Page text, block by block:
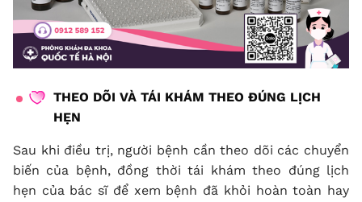
THEO DÕI VÀ TÁI KHÁM THEO ĐÚNG LỊCH
HẸN
Sau khi điều trị, người bệnh cần theo dõi các chuyển
biến của bệnh, đồng thời tái khám theo đúng lịch
hẹn của bác sĩ để xem bệnh đã khỏi hoàn toàn hay